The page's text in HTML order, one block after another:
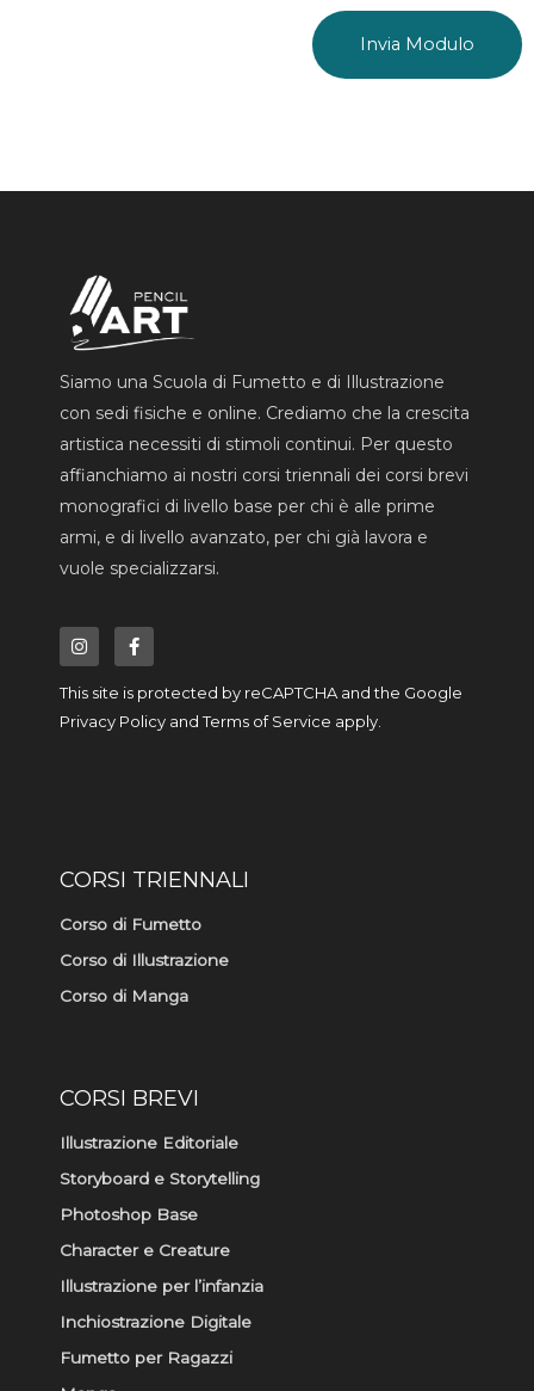
Siamo una Scuola di Fumetto e di Illustrazione
con sedi fisiche e online. Crediamo che la crescita
artistica necessiti di stimoli continui. Per questo
affianchiamo ai nostri corsi triennali dei corsi brevi
monografici di livello base per chi è alle prime
armi, e di livello avanzato, per chi già lavora e
vuole specializzarsi.
n
s
t
a
g
r
a
c
e
o
o
This site is protected by reCAPTCHA and the Google
Privacy Policy andTerms of Service apply.
CORSI TRIENNALI
Corso di Fumetto
Corso di Illustrazione
Corso di Manga
CORSI BREVI
Illustrazione Editoriale
Storyboard e Storytelling
Photoshop Base
Character e Creature
Illustrazione per l’infanzia
Inchiostrazione Digitale
Fumetto per Ragazzi